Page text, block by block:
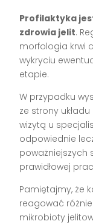
Profilaktyka
zdrowia jelit.
morfologia krwi
wykryciu
etapie.
W przypadku
ze strony
wizytą u
odpowiednie
poważniejszych
prawidłowej
Pamiętajmy, że
reagować
mikrobioty